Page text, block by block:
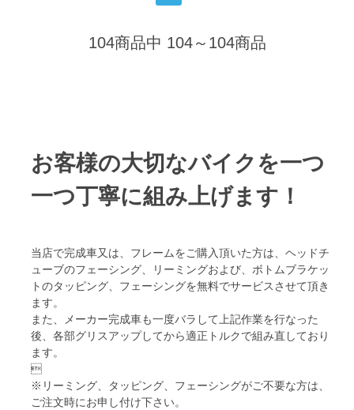
104商品中 104～104商品
お客様の大切なバイクを一つ
一つ丁寧に組み上げます！
当店で完成車又は、フレームをご購入頂いた方は、ヘッドチ
ューブのフェーシング、リーミングおよび、ボトムブラケッ
トのタッピング、フェーシングを無料でサービスさせて頂き
ます。
また、メーカー完成車も一度バラして上記作業を行なった
後、各部グリスアップしてから適正トルクで組み直しており
ます。

※リーミング、タッピング、フェーシングがご不要な方は、
ご注文時にお申し付け下さい。